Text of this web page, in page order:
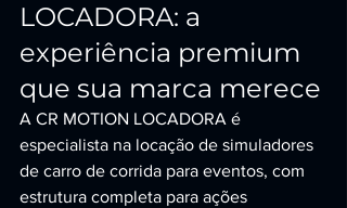
LOCADORA: a
experiência premium
que sua marca merece
A CR MOTION LOCADORA é
especialista na locação de simuladores
de carro de corrida para eventos, com
estrutura completa para ações